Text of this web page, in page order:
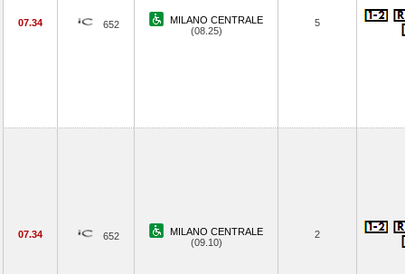
07.34 652
MILANO CENTRALE
(08.25)
5
07.34 652
MILANO CENTRALE
(09.10)
2